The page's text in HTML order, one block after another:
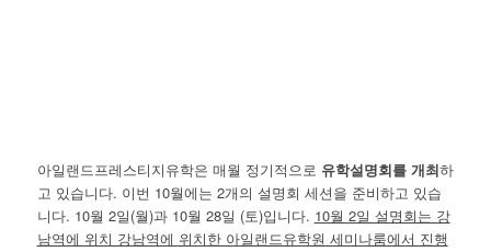
아일랜드프레스티지유학은 매월 정기적으로 유학설명회를 개최하
고 있습니다. 이번 10월에는 2개의 설명회 세션을 준비하고 있습
니다. 10월 2일(월)과 10월 28일 (토)입니다. 10월 2일 설명회는 강
남역에 위치 강남역에 위치한 아일랜드유학원 세미나룸에서 진행